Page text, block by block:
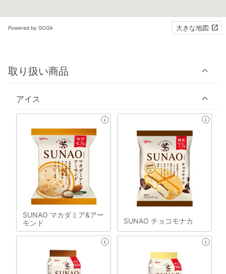
Powered by GOGA 大きな地図
取り扱い商品
アイス
SUNAO マカダミア&アー
モンド
SUNAO チョコモナカ